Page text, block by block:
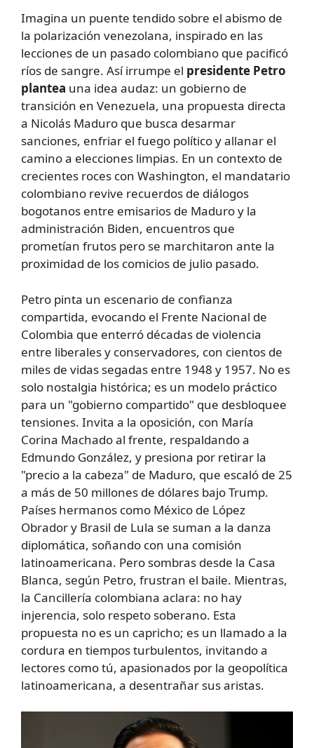
Imagina un puente tendido sobre el abismo de
la polarización venezolana, inspirado en las
lecciones de un pasado colombiano que pacificó
ríos de sangre. Así irrumpe el presidente Petro
plantea una idea audaz: un gobierno de
transición en Venezuela, una propuesta directa
a Nicolás Maduro que busca desarmar
sanciones, enfriar el fuego político y allanar el
camino a elecciones limpias. En un contexto de
crecientes roces con Washington, el mandatario
colombiano revive recuerdos de diálogos
bogotanos entre emisarios de Maduro y la
administración Biden, encuentros que
prometían frutos pero se marchitaron ante la
proximidad de los comicios de julio pasado.
Petro pinta un escenario de confianza
compartida, evocando el Frente Nacional de
Colombia que enterró décadas de violencia
entre liberales y conservadores, con cientos de
miles de vidas segadas entre 1948 y 1957. No es
solo nostalgia histórica; es un modelo práctico
para un "gobierno compartido" que desbloquee
tensiones. Invita a la oposición, con María
Corina Machado al frente, respaldando a
Edmundo González, y presiona por retirar la
"precio a la cabeza" de Maduro, que escaló de 25
a más de 50 millones de dólares bajo Trump.
Países hermanos como México de López
Obrador y Brasil de Lula se suman a la danza
diplomática, soñando con una comisión
latinoamericana. Pero sombras desde la Casa
Blanca, según Petro, frustran el baile. Mientras,
la Cancillería colombiana aclara: no hay
injerencia, solo respeto soberano. Esta
propuesta no es un capricho; es un llamado a la
cordura en tiempos turbulentos, invitando a
lectores como tú, apasionados por la geopolítica
latinoamericana, a desentrañar sus aristas.